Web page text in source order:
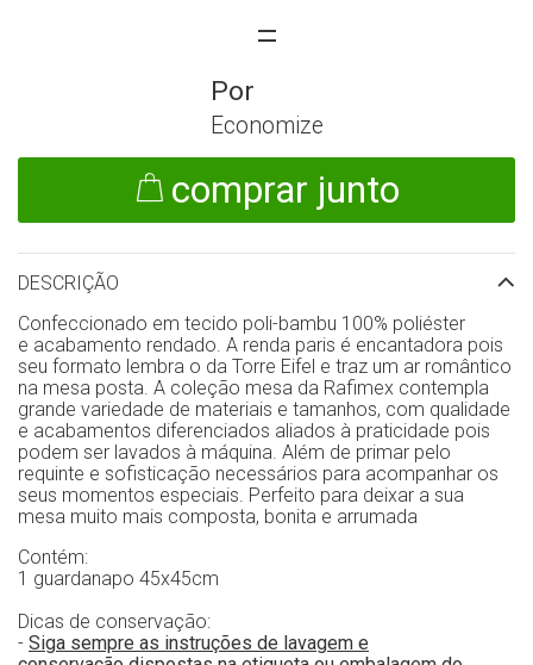
Economize
comprar junto
DESCRIÇÃO
Confeccionado em tecido poli-bambu 100% poliéster
e acabamento rendado. A renda paris é encantadora pois
seu formato lembra o da Torre Eifel e traz um ar romântico
na mesa posta. A coleção mesa da Rafimex contempla
grande variedade de materiais e tamanhos, com qualidade
e acabamentos diferenciados aliados à praticidade pois
podem ser lavados à máquina. Além de primar pelo
requinte e sofisticação necessários para acompanhar os
seus momentos especiais. Perfeito para deixar a sua
mesa muito mais composta, bonita e arrumada
Contém:
1 guardanapo 45x45cm
Dicas de conservação:
- Siga sempre as instruções de lavagem e